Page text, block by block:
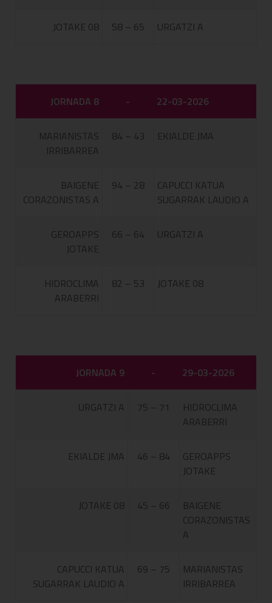
JOTAKE 08 58 – 65 URGATZI A
JORNADA 8 - 22-03-2026
MARIANISTAS
IRRIBARREA
84 – 43 EKIALDE JMA
BAIGENE
CORAZONISTAS A
94 – 28
CAPUCCI KATUA
SUGARRAK LAUDIO A
GEROAPPS
JOTAKE
66 – 64 URGATZI A
HIDROCLIMA
ARABERRI
82 – 53 JOTAKE 08
JORNADA 9 - 29-03-2026
URGATZI A 75 – 71
HIDROCLIMA
ARABERRI
EKIALDE JMA 46 – 84
GEROAPPS
JOTAKE
JOTAKE 08 45 – 66
BAIGENE
CORAZONISTAS
A
CAPUCCI KATUA
SUGARRAK LAUDIO A
69 – 75
MARIANISTAS
IRRIBARREA